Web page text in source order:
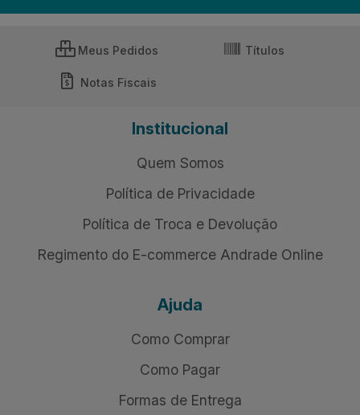
Meus Pedidos Títulos
Notas Fiscais
Institucional
Quem Somos
Política de Privacidade
Política de Troca e Devolução
Regimento do E-commerce Andrade Online
Ajuda
Como Comprar
Como Pagar
Formas de Entrega